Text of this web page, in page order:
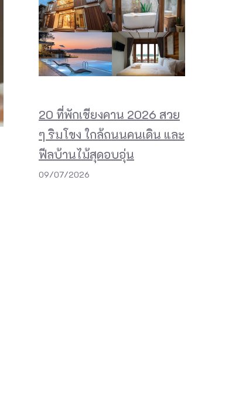
20 ที่พักเชียงคาน 2026 สวย
ๆ ริมโขง ใกล้ถนนคนเดิน และ
ฟีลบ้านไม้สุดอบอุ่น
09/07/2026